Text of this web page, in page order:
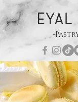
EYAL
-